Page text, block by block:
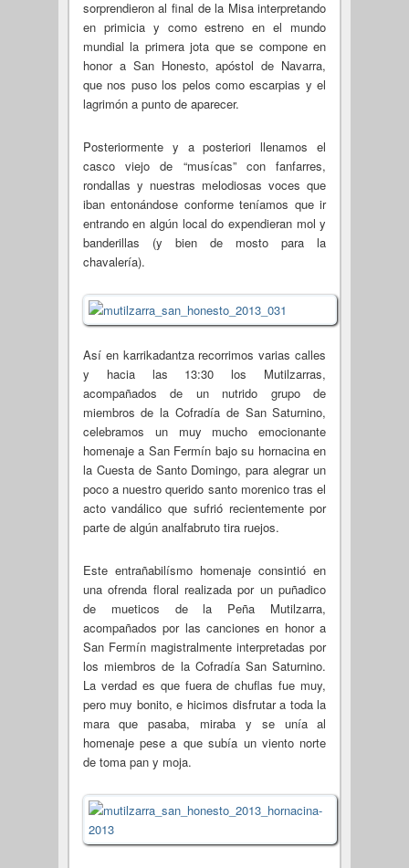
sorprendieron al final de la Misa interpretando
en primicia y como estreno en el mundo
mundial la primera jota que se compone en
honor a San Honesto, apóstol de Navarra,
que nos puso los pelos como escarpias y el
lagrimón a punto de aparecer.
Posteriormente y a posteriori llenamos el
casco viejo de “musícas” con fanfarres,
rondallas y nuestras melodiosas voces que
iban entonándose conforme teníamos que ir
entrando en algún local do expendieran mol y
banderillas (y bien de mosto para la
chavalería).
Así en karrikadantza recorrimos varias calles
y hacia las 13:30 los Mutilzarras,
acompañados de un nutrido grupo de
miembros de la Cofradía de San Saturnino,
celebramos un muy mucho emocionante
homenaje a San Fermín bajo su hornacina en
la Cuesta de Santo Domingo, para alegrar un
poco a nuestro querido santo morenico tras el
acto vandálico que sufrió recientemente por
parte de algún analfabruto tira ruejos.
Este entrañabilísmo homenaje consintió en
una ofrenda floral realizada por un puñadico
de mueticos de la Peña Mutilzarra,
acompañados por las canciones en honor a
San Fermín magistralmente interpretadas por
los miembros de la Cofradía San Saturnino.
La verdad es que fuera de chuflas fue muy,
pero muy bonito, e hicimos disfrutar a toda la
mara que pasaba, miraba y se unía al
homenaje pese a que subía un viento norte
de toma pan y moja.